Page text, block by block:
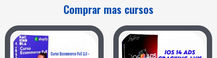
Comprar mas cursos